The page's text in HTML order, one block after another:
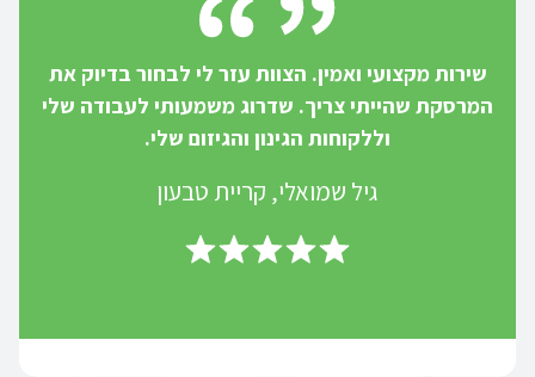
שירות מקצועי ואמין. הצוות עזר לי לבחור בדיוק את
המרסקת שהייתי צריך. שדרוג משמעותי לעבודה שלי
וללקוחות הגינון והגיזום שלי.
גיל שמואלי, קריית טבעון